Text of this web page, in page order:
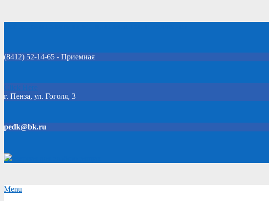
(8412) 52-14-65 - Приемная
Click Here
г. Пенза, ул. Гоголя, 3
pedk@bk.ru
Secondary
Menu